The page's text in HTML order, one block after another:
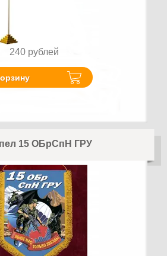
240 рублей
15 ОБрСпН ГРУ